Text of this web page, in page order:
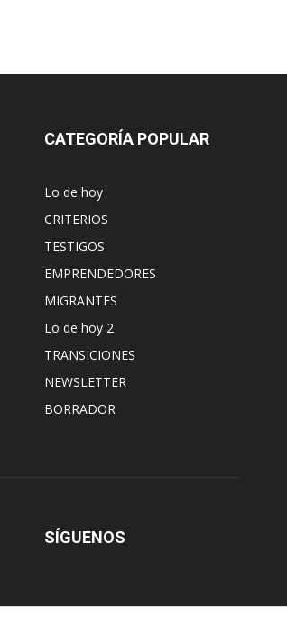
CATEGORÍA POPULAR
Lo de hoy
CRITERIOS
TESTIGOS
EMPRENDEDORES
MIGRANTES
Lo de hoy 2
TRANSICIONES
NEWSLETTER
BORRADOR
SÍGUENOS